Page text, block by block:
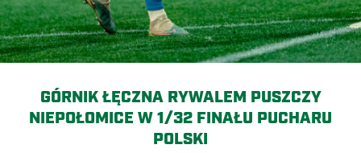
GÓRNIK ŁĘCZNA RYWALEM PUSZCZY
NIEPOŁOMICE W 1/32 FINAŁU PUCHARU
POLSKI